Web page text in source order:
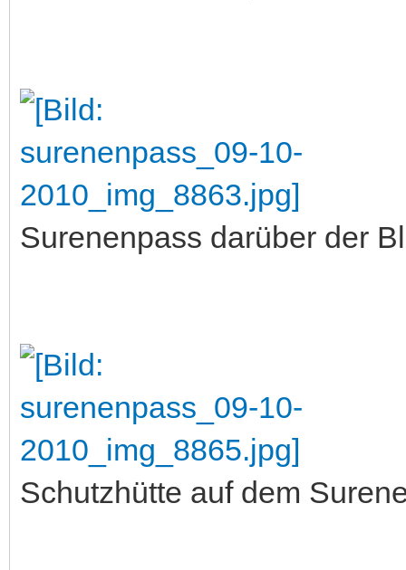
Surenenpass darüber der
Schutzhütte auf dem